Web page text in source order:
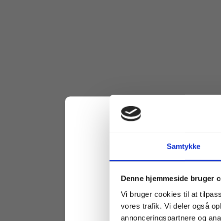
Samtykke
Denne hjemmeside bruger
Vi bruger cookies til at
vores trafik. Vi deler også
annonceringspartnere og
Køb læremidler og find